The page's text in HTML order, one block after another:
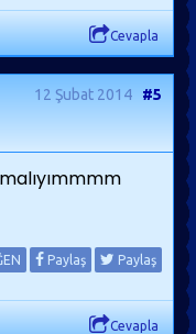
Cevapla
12 Şubat 2014 #5
Paylaş Paylaş
Cevapla